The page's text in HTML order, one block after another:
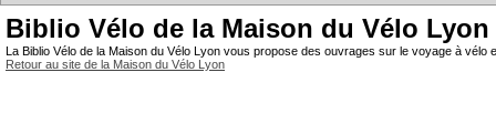
Biblio Vélo de la Maison du Vélo Lyon
La Biblio Vélo de la Maison du Vélo Lyon vous propose des ouvrages sur le voyage à
Retour au site de la Maison du Vélo Lyon